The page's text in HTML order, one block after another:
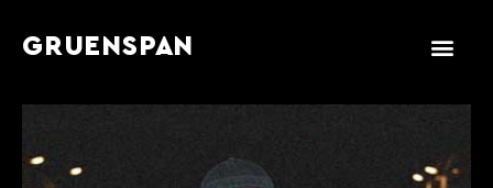
GRUENSPAN